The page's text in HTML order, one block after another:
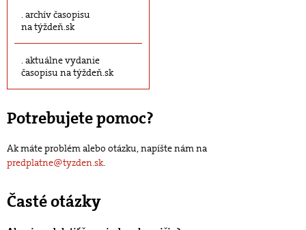
archív časopisu
na týždeň.sk
aktuálne vydanie
časopisu na týždeň.sk
Potrebujete pomoc?
Ak máte problém alebo otázku, napíšte nám na
predplatne@tyzden.sk.
Časté otázky